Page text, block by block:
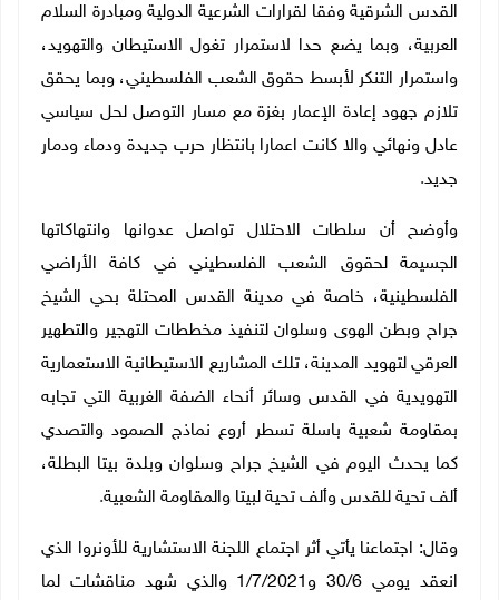
القدس الشرقية وفقا لقرارات الشرعية الدولية ومبادرة السلام
العربية، وبما يضع حدا لاستمرار تغول الاستيطان والتهويد،
واستمرار التنكر لأبسط حقوق الشعب الفلسطيني، وبما يحقق
تلازم جهود إعادة الإعمار بغزة مع مسار التوصل لحل سياسي
عادل ونهائي والا كانت اعمارا بانتظار حرب جديدة ودماء ودمار
جديد.
وأوضح أن سلطات الاحتلال تواصل عدوانها وانتهاكاتها
الجسيمة لحقوق الشعب الفلسطيني في كافة الأراضي
الفلسطينية، خاصة في مدينة القدس المحتلة بحي الشيخ
جراح وبطن الهوى وسلوان لتنفيذ مخططات التهجير والتطهير
العرقي لتهويد المدينة، تلك المشاريع الاستيطانية الاستعمارية
التهويدية في القدس وسائر أنحاء الضفة الغربية التي تجابه
بمقاومة شعبية باسلة تسطر أروع نماذج الصمود والتصدي
كما يحدث اليوم في الشيخ جراح وسلوان وبلدة بيتا البطلة،
ألف تحية للقدس وألف تحية لبيتا والمقاومة الشعبية.
وقال: اجتماعنا يأتي أثر اجتماع اللجنة الاستشارية للأونروا الذي
انعقد يومي 30/6 و1/7/2021 والذي شهد مناقشات لما